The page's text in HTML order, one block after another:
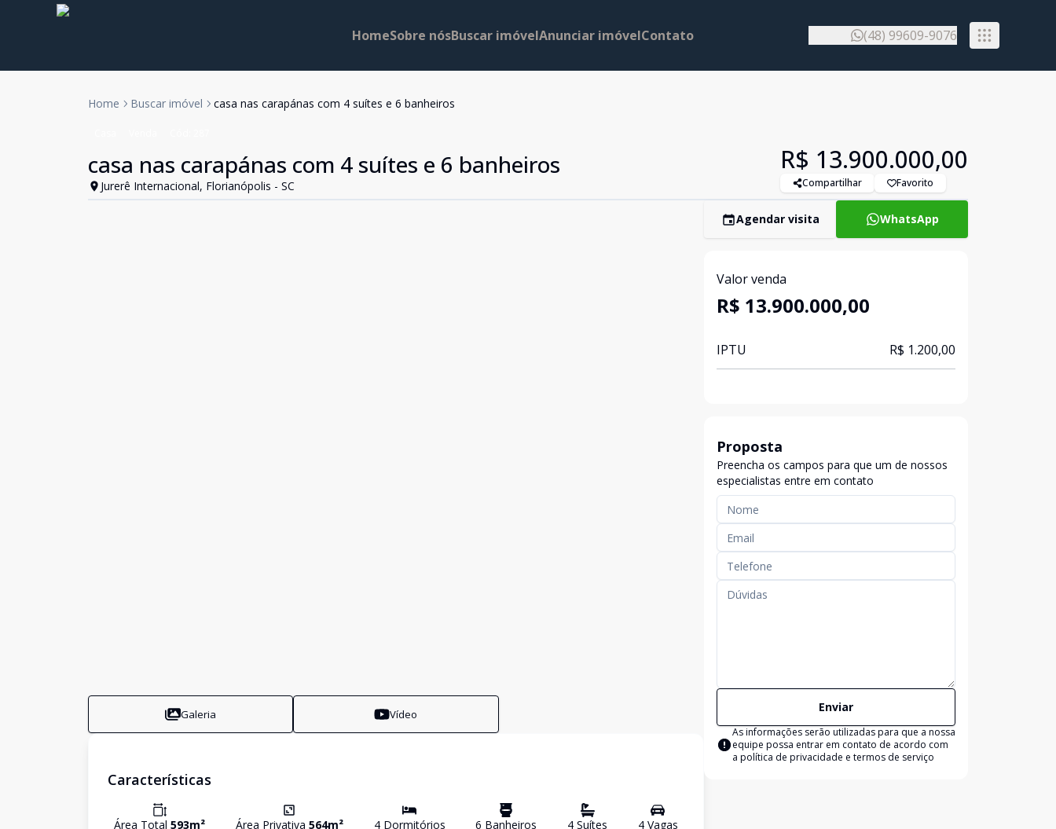
HomeSobre nósBuscar imóvelAnunciar imóvelContato (48) 99609-9076
Home Buscar imóvel casa nas carapánas com 4 suítes e 6 banheiros
casa nas carapánas com 4 suítes e 6 banheiros
Jurerê Internacional, Florianópolis - SC
R$ 13.900.000,00
Compartilhar Favorito
Galeria Vídeo
Características
Área Total 593m² Área Privativa 564m² 4Dormitórios 6 Banheiros 4 Suítes 4Vagas
Agendar visita WhatsApp
Valor venda
R$ 13.900.000,00
IPTU R$ 1.200,00
Proposta
Preencha os campos para que um de nossos
especialistas entre em contato
Enviar
As informações serão utilizadas para que a nossa
equipe possa entrar em contato de acordo com
a política de privacidade e termos de serviço